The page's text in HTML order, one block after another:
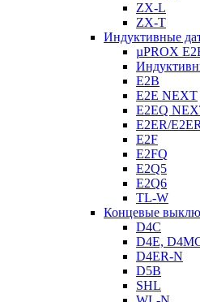
ZX-L
ZX-T
Индуктивные
µPROX
E2B
E2E NEXT
E2EQ
E2ER/
E2F
E2FQ
E2Q5
E2Q6
TL-W
Концевые
D4C
D4E,
D4ER-N
D5B
SHL